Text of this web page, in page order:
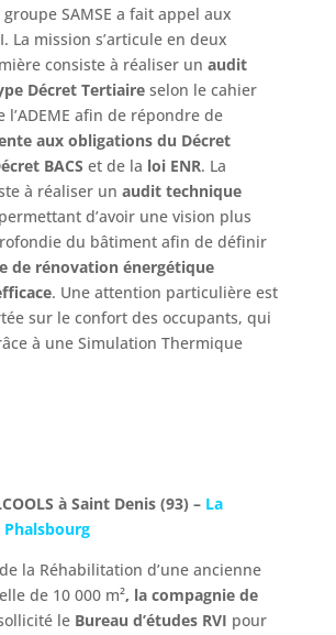
SAMSE a fait appel aux
La mission s’articule en deux
consiste à réaliser un audit
Décret Tertiaireselon le cahier
l’ADEME afin de répondre de
aux obligations du Décret
BACS et de la loi ENR. La
à réaliser un audit technique
d’avoir une vision plus
du bâtiment afin de définir
de rénovation énergétique
. Une attention particulière est
sur le confort des occupants, qui
à une Simulation Thermique
à Saint Denis (93) – La
la Réhabilitation d’une ancienne
de 10 000 m², la compagnie de
leBureau d’études RVI pour